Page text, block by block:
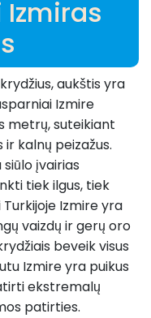
aukštis yra
Izmire
metrų, suteikiant
kalnų peizažus.
įvairias
tiek ilgus, tiek
Izmire yra
vaizdų ir gerų oro
beveik visus
Izmire yra puikus
ekstremalų
patirties.